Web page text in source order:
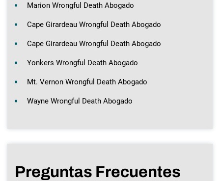
Marion Wrongful Death Abogado
Cape Girardeau Wrongful Death Abogado
Cape Girardeau Wrongful Death Abogado
Yonkers Wrongful Death Abogado
Mt. Vernon Wrongful Death Abogado
Wayne Wrongful Death Abogado
Preguntas Frecuentes